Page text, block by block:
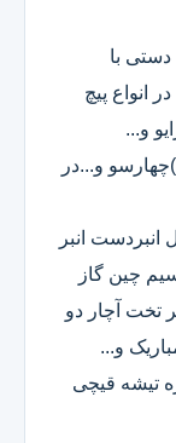
با
انواع پیچ
و...
و...در
انبردست انبر
چین گاز
تخت آچار دو
و...
تیشه قیچی